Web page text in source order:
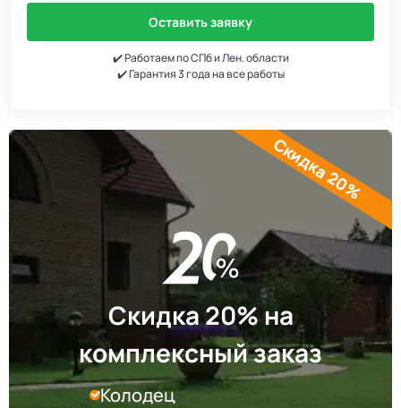
Оставить заявку
✔️ Работаем по СПб и Лен. области
✔️ Гарантия 3 года на все работы
Скидка 20% на
комплексный заказ
Колодец
Скидка 20%